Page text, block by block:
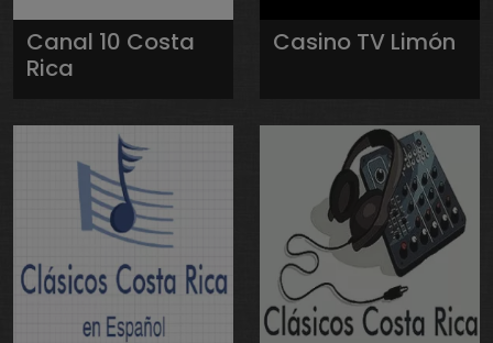
Canal 10 Costa
Rica
Casino TV Limón